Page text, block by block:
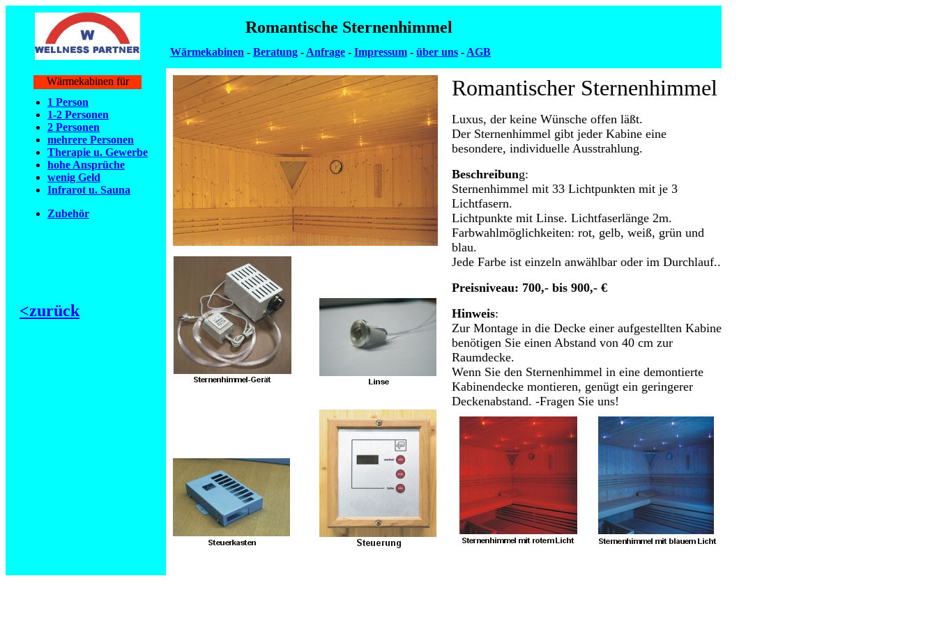
Romantische Sternenhimmel
Wärmekabinen - Beratung - Anfrage - Impressum - über uns - AGB
Wärmekabinen für
1 Person
1-2 Personen
2 Personen
mehrere Personen
Therapie u. Gewerbe
hohe Ansprüche
wenig Geld
Infrarot u. Sauna
Zubehör
<zurück
Romantischer Sternenhimmel
Luxus, der keine Wünsche offen läßt.
Der Sternenhimmel gibt jeder Kabine eine
besondere, individuelle Ausstrahlung.
Beschreibung:
Sternenhimmel mit 33 Lichtpunkten mit je 3
Lichtfasern.
Lichtpunkte mit Linse. Lichtfaserlänge 2m.
Farbwahlmöglichkeiten: rot, gelb, weiß, grün und
blau.
Jede Farbe ist einzeln anwählbar oder im Durchlauf..
Preisniveau: 700,- bis 900,- €
Hinweis:
Zur Montage in die Decke einer aufgestellten Kabine
benötigen Sie einen Abstand von 40 cm zur
Raumdecke.
Wenn Sie den Sternenhimmel in eine demontierte
Kabinendecke montieren, genügt ein geringerer
Deckenabstand. -Fragen Sie uns!